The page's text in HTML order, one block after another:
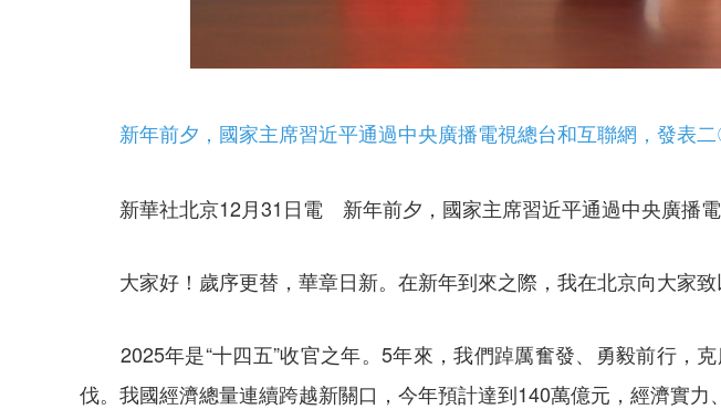
新年前夕，國家主席習近平通過中央廣播電視總台和互聯網，發表二
新華社北京12月31日電 新年前夕，國家主席習近平通過中央廣播電
大家好！歲序更替，華章日新。在新年到來之際，我在北京向大家致
2025年是“十四五”收官之年。5年來，我們踔厲奮發、勇毅前行，
伐。我國經濟總量連續跨越新關口，今年預計達到140萬億元，經濟實